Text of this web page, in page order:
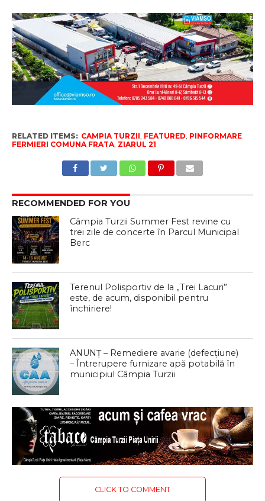
RELATED ITEMS: CAMPIA TURZII, FEATURED, PINFORMARE
FERMIERI COMUNA FRATA, ZIARUL 21
RECOMMENDED FOR YOU
Câmpia Turzii Summer Fest revine cu
trei zile de concerte în Parcul Municipal
Berc
Terenul Polisportiv de la „Trei Lacuri”
este, de acum, disponibil pentru
închiriere!
ANUNȚ – Remediere avarie (defecțiune)
– Întrerupere furnizare apă potabilă în
municipiul Câmpia Turzii
CLICK TO COMMENT